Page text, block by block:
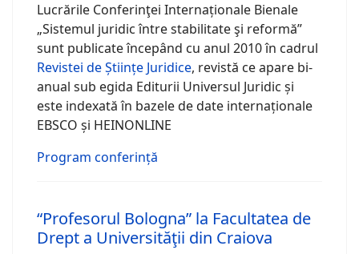
Lucrările Conferinţei Internaționale Bienale
„Sistemul juridic între stabilitate şi reformă”
sunt publicate începând cu anul 2010 în cadrul
Revistei de Științe Juridice, revistă ce apare bi-
anual sub egida Editurii Universul Juridic și
este indexată în bazele de date internaționale
EBSCO și HEINONLINE
Program conferință
“Profesorul Bologna” la Facultatea de
Drept a Universităţii din Craiova